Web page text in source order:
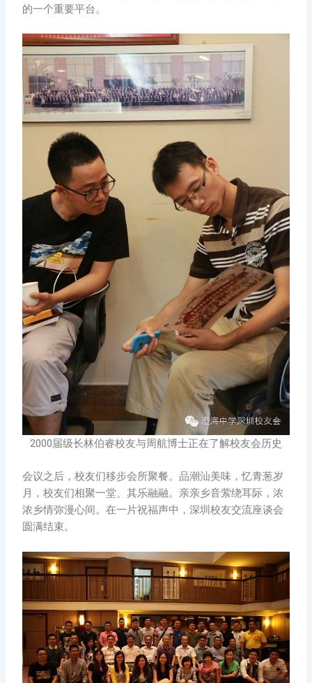
的一个重要平台。
2000届级长林伯睿校友与周航博士正在了解校友会历史
会议之后，校友们移步会所聚餐。品潮汕美味，忆青葱岁
月，校友们相聚一堂、其乐融融。亲亲乡音萦绕耳际，浓
浓乡情弥漫心间。在一片祝福声中，深圳校友交流座谈会
圆满结束。